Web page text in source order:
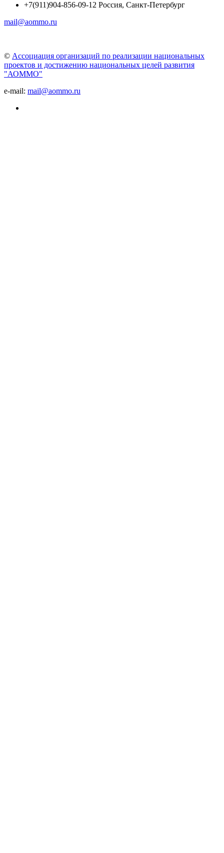
+7(911)904-856-09-12 Россия, Санкт-Петербург
mail@aommo.ru
© Ассоциация организаций по реализации национальных
проектов и достижению национальных целей развития
"АОММО"
e-mail: mail@aommo.ru